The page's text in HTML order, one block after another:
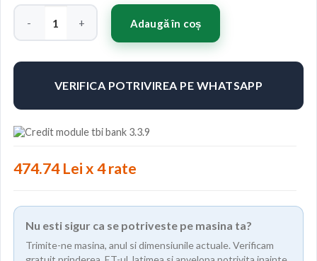
Cantitate Japan Racing JR20 20x8,5 ET20-40 5H Blank Silver
Adaugă în coș
VERIFICA POTRIVIREA PE WHATSAPP
474.74 Lei x 4 rate
Nu esti sigur ca se potriveste pe masina ta?
Trimite-ne masina, anul si dimensiunile actuale. Verificam